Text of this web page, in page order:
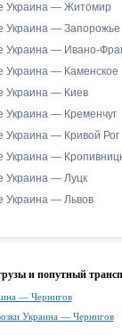
Украина — Житомир
Украина — Запорожье
Украина — Ивано-
Украина — Каменское
Украина — Киев
Украина — Кременчуг
Украина — Кривой Рог
Украина —
Украина — Луцк
Украина — Львов
и попутный
— Чернигов
Украина — Чернигов